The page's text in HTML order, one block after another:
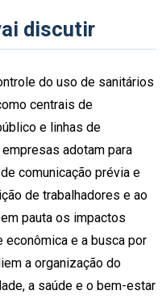
discutir
do uso de sanitários
centrais de
e linhas de
adotam para
comunicação prévia e
de trabalhadores e ao
pauta os impactos
e a busca por
a organização do
a saúde e o bem-estar